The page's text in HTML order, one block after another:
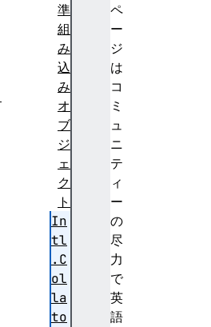
ペ
ー
ジ
は
コ
ミ
ュ
ニ
テ
ィ
ー
の
尽
力
で
英
語
準
組
み
込
み
オ
ブ
ジ
ェ
ク
ト
In
tl
.C
ol
la
to